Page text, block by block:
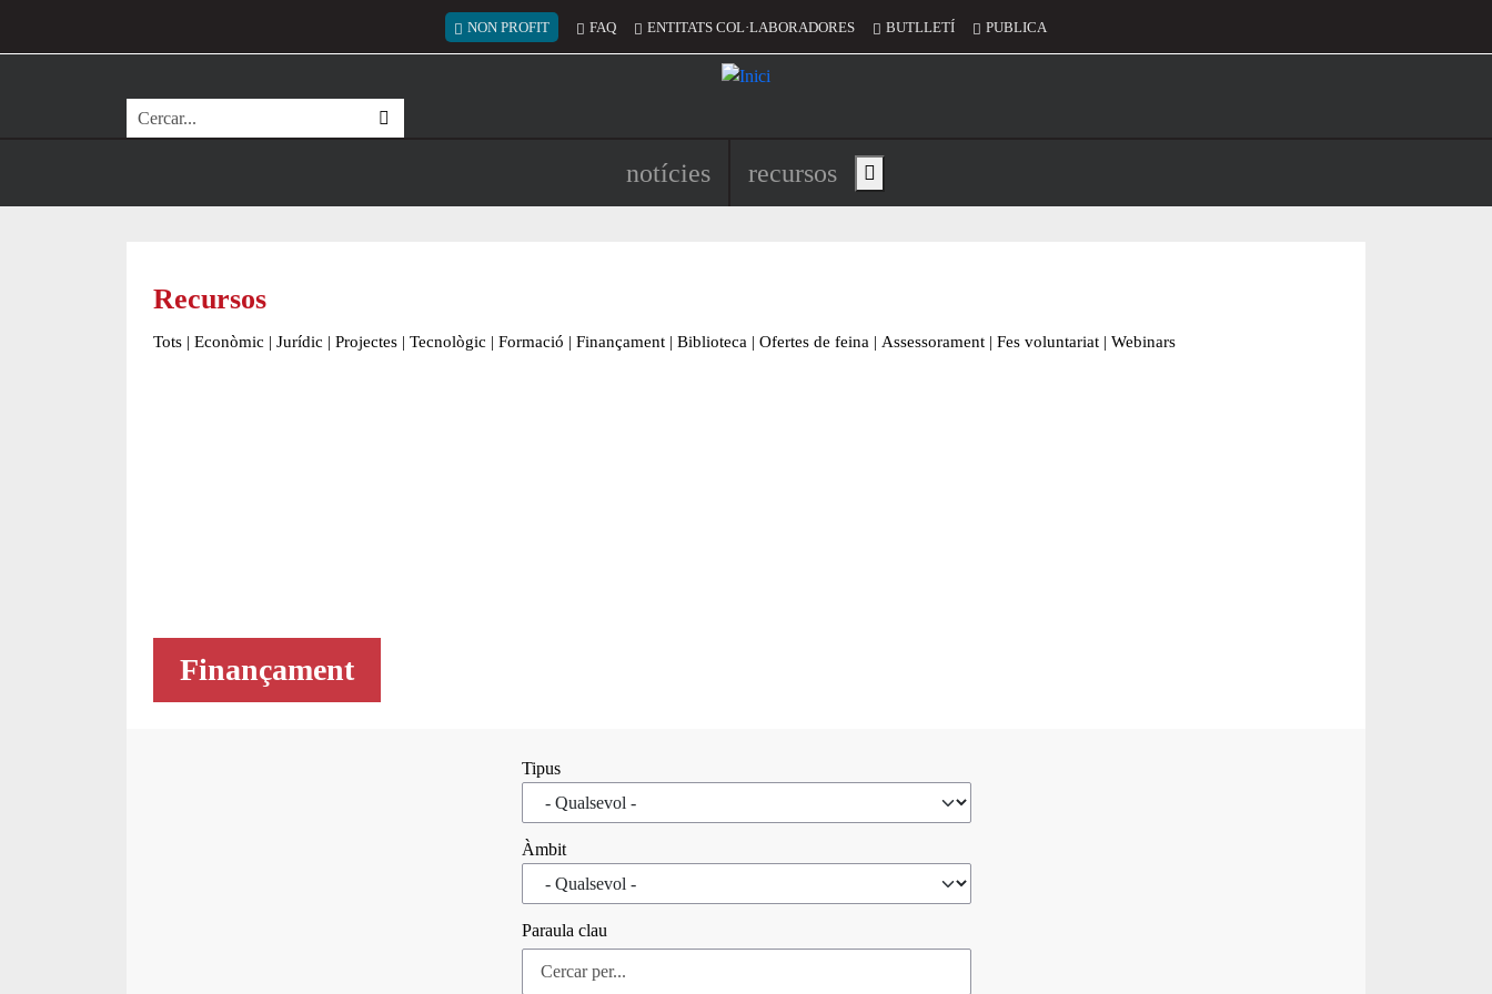
Menú del compte d'usuari
NON PROFIT FAQ ENTITATS COL·LABORADORES BUTLLETÍ PUBLICA
Cerca
Navegació principal de l'encapçalament
notícies recursos Show main menu
Recursos
Tots | Econòmic | Jurídic | Projectes | Tecnològic | Formació | Finançament | Biblioteca | Ofertes de feina | Assessorament | Fes voluntariat | Webinars
Finançament
Tipus
Àmbit
Paraula clau